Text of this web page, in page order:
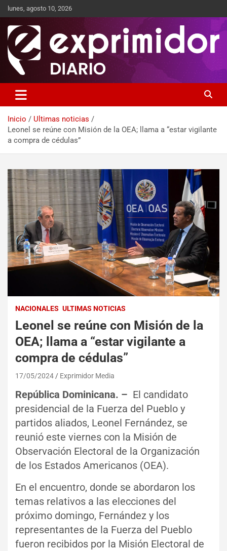
lunes, agosto 10, 2026
Exprimidor media
Inicio
Ultimas noticias
Leonel se reúne con Misión de la OEA; llama a “estar vigilante
a compra de cédulas”
NACIONALES ULTIMAS NOTICIAS
Leonel se reúne con Misión de la
OEA; llama a “estar vigilante a
compra de cédulas”
17/05/2024 Exprimidor Media
República Dominicana. – El candidato
presidencial de la Fuerza del Pueblo y
partidos aliados, Leonel Fernández, se
reunió este viernes con la Misión de
Observación Electoral de la Organización
de los Estados Americanos (OEA).
En el encuentro, donde se abordaron los
temas relativos a las elecciones del
próximo domingo, Fernández y los
representantes de la Fuerza del Pueblo
fueron recibidos por la Misión Electoral de